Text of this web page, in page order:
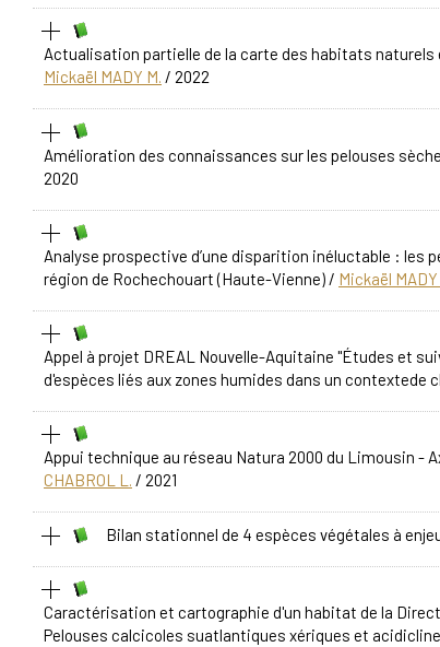
Actualisation partielle de la carte des habitats naturels
Mickaël MADY M. / 2022
Amélioration des connaissances sur les pelouses
2020
Analyse prospective d’une disparition inéluctable : les
région de Rochechouart (Haute-Vienne)/ Mickaël MADY
Appel à projet DREAL Nouvelle-Aquitaine "Études et
d'espèces liés aux zones humides dans un contextede
Appui technique au réseau Natura 2000 du Limousin -
CHABROL L. / 2021
Bilan stationnel de 4 espèces végétales à
Caractérisation et cartographie d'un habitat de la
Pelouses calcicoles suatlantiques xériques et